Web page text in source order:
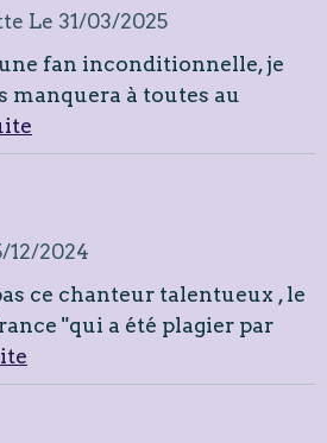
Le 31/03/2025
une fan inconditionnelle, je
manquera à toutes au
12/2024
ce chanteur talentueux , le
"qui a été plagier par